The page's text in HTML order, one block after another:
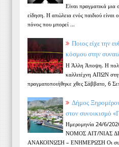
Είναι πραγματικά μια
είδηση. Η απώλεια ενός παιδιού είναι
πόνος που μπορεί ...
Ποιος είχε την
κόσμου στην
Η Άλλη Άποψη. Η
καλλιτέχνη ΑΠΩΝ
πραγματοποιήθηκε χθες Σάββατο, 6
Δήμος
στον συνοικισμό
Ημερομηνία 24/6/
ΝΟΜΟΣ ΑΙΤ/ΝΙΑΣ
ΑΝΑΚΟΙΝΩΣΗ – ΕΝΗΜΕΡΩΣΗ Οι